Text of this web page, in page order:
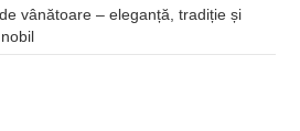
vânătoare – eleganță, tradiție și